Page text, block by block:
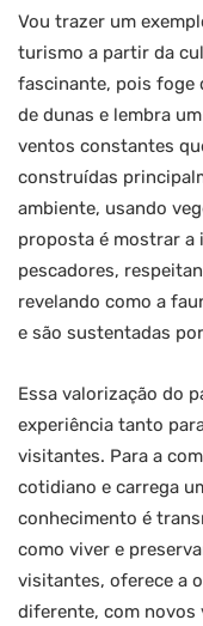
Vou trazer um
turismo a partir da
fascinante, pois foge
de dunas e lembra
ventos constantes
construídas
ambiente, usando
proposta é mostrar a
pescadores,
revelando como a
e são sustentadas
Essa valorização do
experiência tanto
visitantes. Para a
cotidiano e carrega
conhecimento é
como viver e
visitantes, oferece a
diferente, com novos